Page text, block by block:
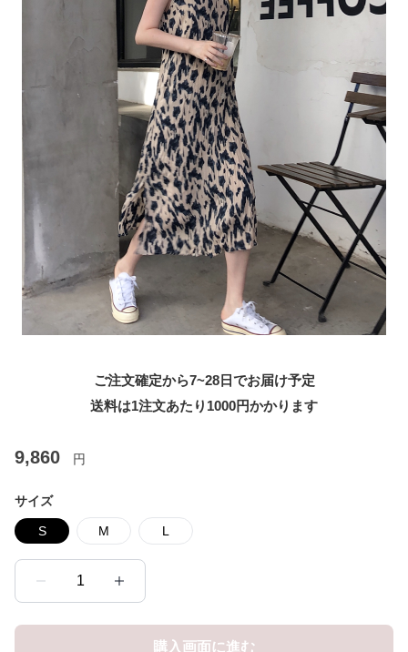
ご注文確定から7~28日でお届け予定
送料は1注文あたり 1000円かかります
9,860 円
サイズ
S M L
1
購入画面に進む